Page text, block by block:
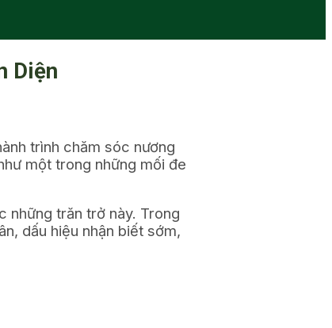
Diện
trình chăm sóc nương
một trong những mối đe
những trăn trở này. Trong
dấu hiệu nhận biết sớm,